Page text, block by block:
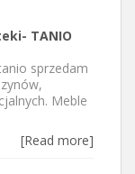
TANIO
sprzedam
Meble
[Read more]